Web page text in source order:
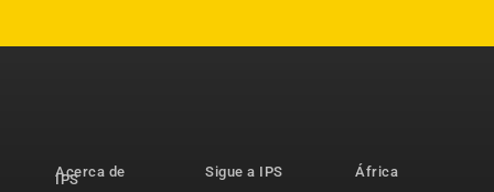
Acerca de
IPS
Sigue a IPS
África